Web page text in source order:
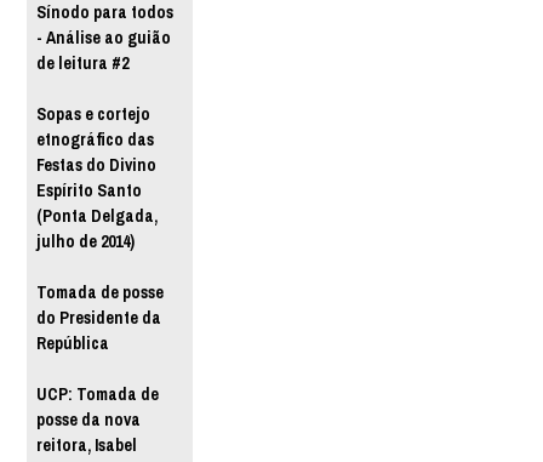
Sínodo para todos
- Análise ao guião
de leitura #2
Sopas e cortejo
etnográfico das
Festas do Divino
Espírito Santo
(Ponta Delgada,
julho de 2014)
Tomada de posse
do Presidente da
República
UCP: Tomada de
posse da nova
reitora, Isabel